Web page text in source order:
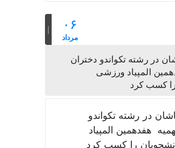
۰۶
مرداد
در رشته تکواندو دختران
المپیاد ورزشی
کسب کرد
در رشته تکواندو
هفدهمین المپیاد
را کسب کرد